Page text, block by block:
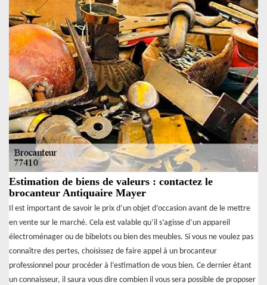
Estimation de biens de valeurs : contactez le
brocanteur Antiquaire Mayer
Il est important de savoir le prix d’un objet d’occasion avant de le mettre
en vente sur le marché. Cela est valable qu’il s’agisse d’un appareil
électroménager ou de bibelots ou bien des meubles. Si vous ne voulez pas
connaître des pertes, choisissez de faire appel à un brocanteur
professionnel pour procéder à l’estimation de vous bien. Ce dernier étant
un connaisseur, il saura vous dire combien il vous sera possible de proposer